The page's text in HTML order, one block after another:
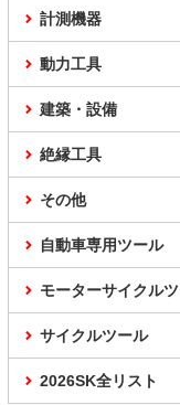
計測機器
動力工具
建築・設備
絶縁工具
その他
自動車専用ツール
モーターサイクル
サイクルツール
2026SK全リスト